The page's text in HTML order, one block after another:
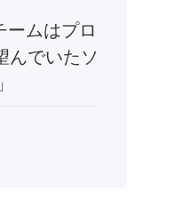
ームはプロ
んでいたソ